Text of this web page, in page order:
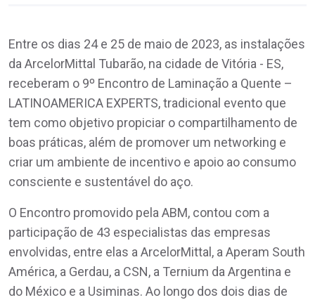
Entre os dias 24 e 25 de maio de 2023, as instalações
da ArcelorMittal Tubarão, na cidade de Vitória - ES,
receberam o 9º Encontro de Laminação a Quente –
LATINOAMERICA EXPERTS, tradicional evento que
tem como objetivo propiciar o compartilhamento de
boas práticas, além de promover um networking e
criar um ambiente de incentivo e apoio ao consumo
consciente e sustentável do aço.
O Encontro promovido pela ABM, contou com a
participação de 43 especialistas das empresas
envolvidas, entre elas a ArcelorMittal, a Aperam South
América, a Gerdau, a CSN, a Ternium da Argentina e
do México e a Usiminas. Ao longo dos dois dias de